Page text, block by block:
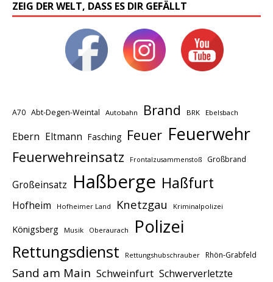
ZEIG DER WELT, DASS ES DIR GEFÄLLT
A70 Abt-Degen-Weintal Autobahn Brand BRK Ebelsbach
Ebern Eltmann Fasching Feuer Feuerwehr
Feuerwehreinsatz Frontalzusammenstoß Großbrand
Großeinsatz Haßberge Haßfurt
Hofheim Hofheimer Land Knetzgau Kriminalpolizei
Königsberg Musik Oberaurach Polizei
Rettungsdienst Rettungshubschrauber Rhön-Grabfeld
Sand am Main Schweinfurt Schwerverletzte